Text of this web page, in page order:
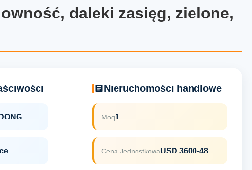
daleki zasięg, zielone,
daleki zasięg, zielone,
Nieruchomości handlowe
Moq1
Cena Jednostkowa USD 3600-4800 Per Piece